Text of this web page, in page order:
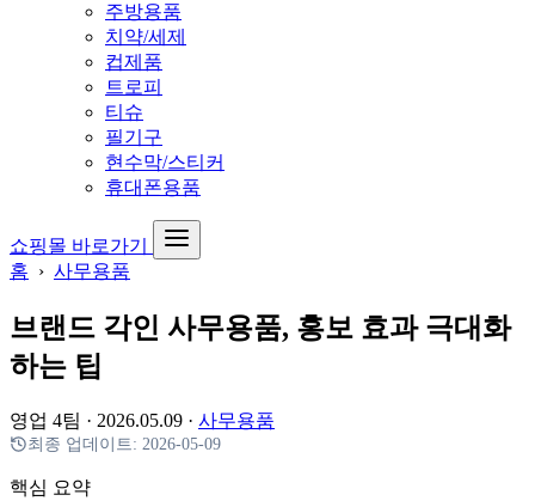
주방용품
치약/세제
컵제품
트로피
티슈
필기구
현수막/스티커
휴대폰용품
쇼핑몰 바로가기
홈 › 사무용품
브랜드 각인 사무용품, 홍보 효과 극대화
하는 팁
영업 4팀 · 2026.05.09 · 사무용품
최종 업데이트: 2026-05-09
핵심 요약